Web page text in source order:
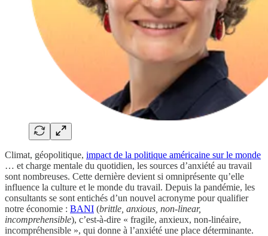
Climat, géopolitique, impact de la politique américaine sur le monde
… et charge mentale du quotidien, les sources d’anxiété au travail
sont nombreuses. Cette dernière devient si omniprésente qu’elle
influence la culture et le monde du travail. Depuis la pandémie, les
consultants se sont entichés d’un nouvel acronyme pour qualifier
notre économie : BANI (brittle, anxious, non-linear,
incomprehensible), c’est-à-dire « fragile, anxieux, non-linéaire,
incompréhensible », qui donne à l’anxiété une place déterminante.